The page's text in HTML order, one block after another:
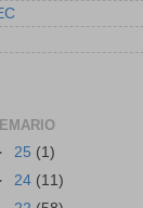
25 (1)
24 (11)